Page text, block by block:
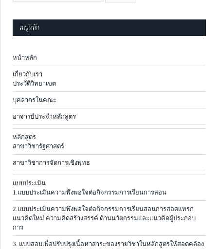
เมนูหลัก
หน้าหลัก
เกี่ยวกับเรา
ประวัติวิทยาเขต
บุคลากรในคณะ
อาจารย์ประจำหลักสูตร
หลักสูตร
สาขาวิชารัฐศาสตร์
สาขาวิชาการจัดการเชิงพุทธ
แบบประเมิน
1.แบบประเมินความพึงพอใจต่อกิจกรรมการเรียนการสอน
2.แบบประเมินความพึงพอใจต่อกิจกรรมการเรียนสอนการสอดแทรก
แนวคิดใหม่ ความคิดสร้างสรรค์ ด้านนวัตกรรมและแนวคิดผู้ประกอบ
การ
3. แบบสอบเพื่อปรับปรุงเนื้อหาสาระของรายวิชาในหลักสูตรให้สอดคล้อง